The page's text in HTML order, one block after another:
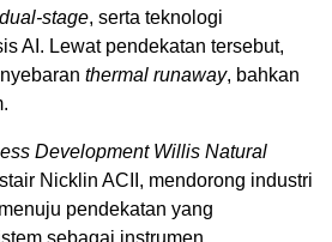
stage, serta teknologi
AI. Lewat pendekatan tersebut,
thermal runaway, bahkan
Development Willis Natural
Nicklin ACII, mendorong industri
pendekatan yang
sebagai instrumen